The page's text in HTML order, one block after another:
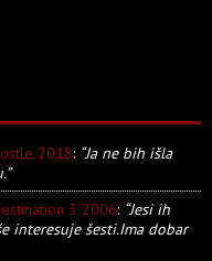
2018: “Ja ne bih išla
3 2006: “Jesi ih
interesuje šesti.Ima dobar